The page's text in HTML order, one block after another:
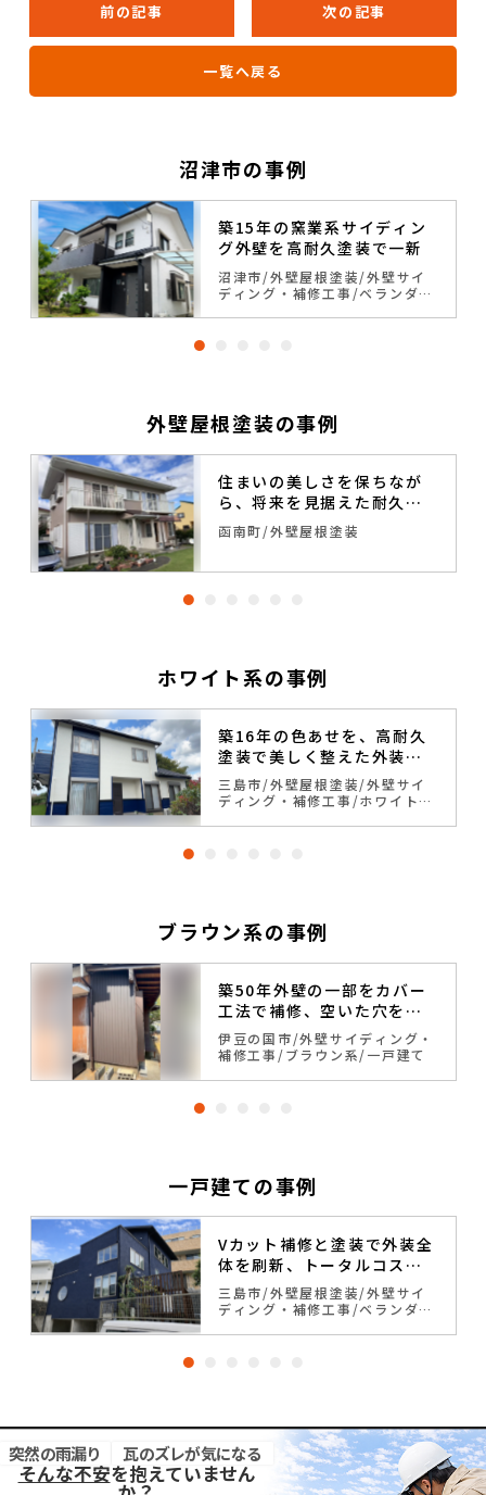
前の記事 次の記事
一覧へ戻る
沼津市の事例
築15年の窯業系サイディン
グ外壁を高耐久塗装で一新
沼津市 外壁屋根塗装 外壁サイ
ディング・補修工事 ベランダ・
外壁屋根塗装の事例
住まいの美しさを保ちなが
ら、将来を見据えた耐久性
の高い塗装工事
函南町 外壁屋根塗装
ホワイト系の事例
築16年の色あせを、高耐久
塗装で美しく整えた外装リ
フォーム
三島市 外壁屋根塗装 外壁サイ
ディング・補修工事 ホワイト
ブラウン系の事例
築50年外壁の一部をカバー
工法で補修、空いた穴を解
消して耐久性を回復
伊豆の国市 外壁サイディング・
補修工事
ブラウン系 一戸建て
一戸建ての事例
Vカット補修と塗装で外装全
体を刷新、トータルコスト
削減
三島市 外壁屋根塗装 外壁サイ
ディング・補修工事 ベランダ・
建て
突然の雨漏り 瓦のズレが気になる
そんな不安を抱えていません